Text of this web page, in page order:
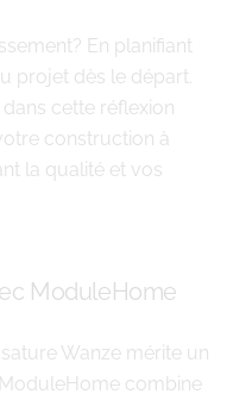
En planifiant
projet dès le départ.
cette réflexion
construction à
la qualité et vos
ModuleHome
Wanze mérite un
combine